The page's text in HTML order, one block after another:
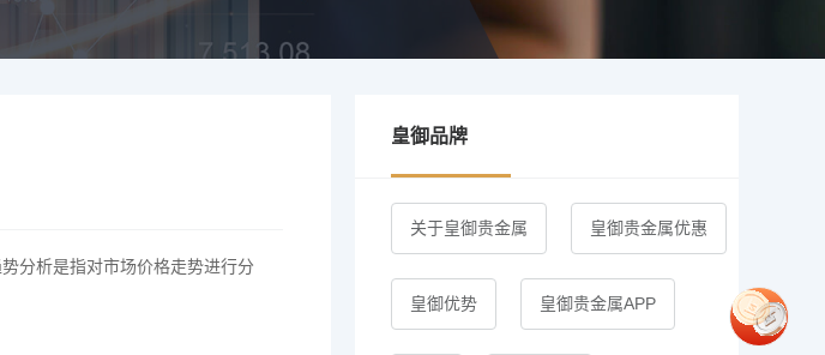
分析是指对市场价格走势进行分
皇御品牌
关于皇御贵金属 皇御贵金属优惠
皇御优势 皇御贵金属APP